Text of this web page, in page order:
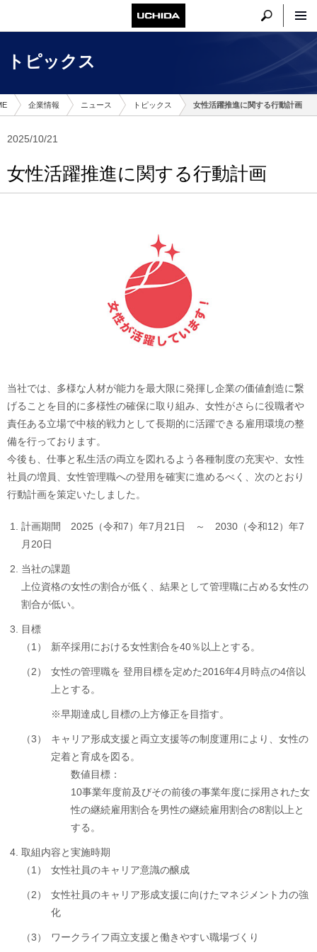
トピックス
企業情報 ニュース トピックス 女性活躍推進に関する行動計画
2025/10/21
女性活躍推進に関する行動計画
当社では、多様な人材が能力を最大限に発揮し企業の価値創造に繋
げることを目的に多様性の確保に取り組み、女性がさらに役職者や
責任ある立場で中核的戦力として長期的に活躍できる雇用環境の整
備を行っております。
今後も、仕事と私生活の両立を図れるよう各種制度の充実や、女性
社員の増員、女性管理職への登用を確実に進めるべく、次のとおり
行動計画を策定いたしました。
計画期間 2025（令和7）年7月21日 ～ 2030（令和12）年7
月20日
当社の課題
上位資格の女性の割合が低く、結果として管理職に占める女性の
割合が低い。
目標
（1）
新卒採用における女性割合を40％以上とする。
（2）
女性の管理職を 登用目標を定めた2016年4月時点の4倍以
上とする。
※早期達成し目標の上方修正を目指す。
（3）
キャリア形成支援と両立支援等の制度運用により、女性の
定着と育成を図る。
数値目標：
10事業年度前及びその前後の事業年度に採用された女
性の継続雇用割合を男性の継続雇用割合の8割以上と
する。
取組内容と実施時期
（1）
女性社員のキャリア意識の醸成
（2）
女性社員のキャリア形成支援に向けたマネジメント力の強
化
（3） ワークライフ両立支援と働きやすい職場づくり